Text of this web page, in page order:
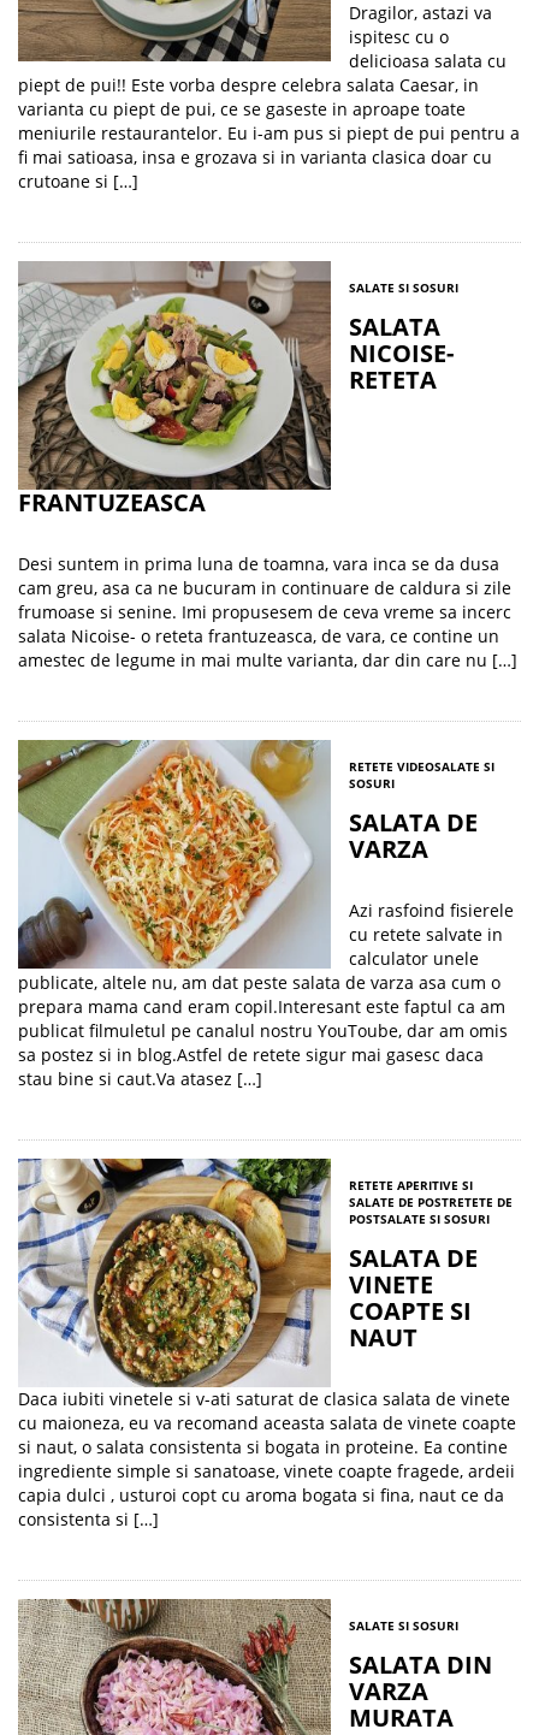
Dragilor, astazi va
ispitesc cu o
delicioasa salata cu
piept de pui!! Este vorba despre celebra salata Caesar, in
varianta cu piept de pui, ce se gaseste in aproape toate
meniurile restaurantelor. Eu i-am pus si piept de pui pentru a
fi mai satioasa, insa e grozava si in varianta clasica doar cu
crutoane si […]
SALATE SI SOSURI
SALATA
NICOISE-
RETETA
FRANTUZEASCA
Desi suntem in prima luna de toamna, vara inca se da dusa
cam greu, asa ca ne bucuram in continuare de caldura si zile
frumoase si senine. Imi propusesem de ceva vreme sa incerc
salata Nicoise- o reteta frantuzeasca, de vara, ce contine un
amestec de legume in mai multe varianta, dar din care nu […]
RETETE VIDEOSALATE SI
SOSURI
SALATA DE
VARZA
Azi rasfoind fisierele
cu retete salvate in
calculator unele
publicate, altele nu, am dat peste salata de varza asa cum o
prepara mama cand eram copil.Interesant este faptul ca am
publicat filmuletul pe canalul nostru YouToube, dar am omis
sa postez si in blog.Astfel de retete sigur mai gasesc daca
stau bine si caut.Va atasez […]
RETETE APERITIVE SI
SALATE DE POSTRETETE DE
POSTSALATE SI SOSURI
SALATA DE
VINETE
COAPTE SI
NAUT
Daca iubiti vinetele si v-ati saturat de clasica salata de vinete
cu maioneza, eu va recomand aceasta salata de vinete coapte
si naut, o salata consistenta si bogata in proteine. Ea contine
ingrediente simple si sanatoase, vinete coapte fragede, ardeii
capia dulci , usturoi copt cu aroma bogata si fina, naut ce da
consistenta si […]
SALATE SI SOSURI
SALATA DIN
VARZA
MURATA